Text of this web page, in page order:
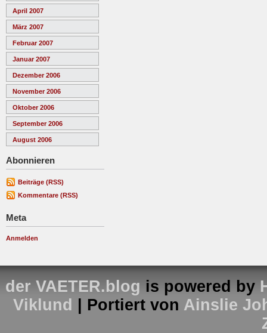
April 2007
März 2007
Februar 2007
Januar 2007
Dezember 2006
November 2006
Oktober 2006
September 2006
August 2006
Abonnieren
Beiträge (RSS)
Kommentare (RSS)
Meta
Anmelden
der VAETER.blog is powered by
Viklund
| Portiert von Ainslie